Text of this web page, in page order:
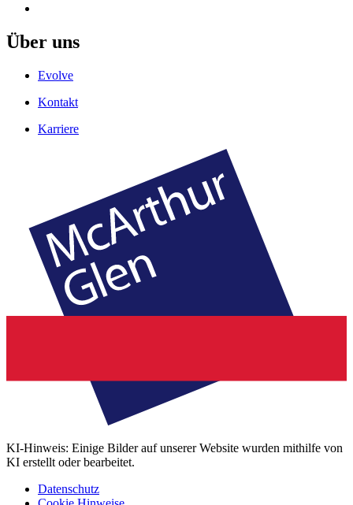
Über uns
Evolve
Kontakt
Karriere
KI-Hinweis: Einige Bilder auf unserer Website wurden mithilfe von
KI erstellt oder bearbeitet.
Datenschutz